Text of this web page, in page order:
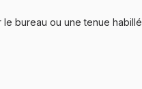
bureau ou une tenue